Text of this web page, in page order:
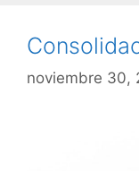
noviembre 30,